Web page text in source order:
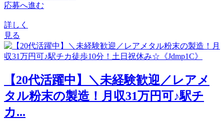
応募へ進む
詳しく
見る
【20代活躍中】＼未経験歓迎／レアメ
タル粉末の製造！月収31万円可♪駅チ
カ...